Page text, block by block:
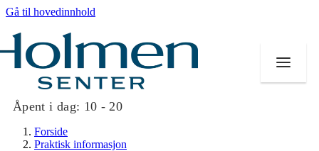
Gå til hovedinnhold
Åpent i dag: 10 - 20
Forside
Praktisk informasjon